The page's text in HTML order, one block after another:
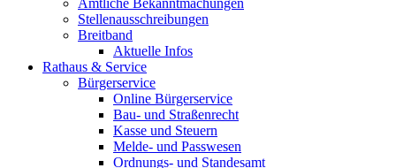
Amtliche Bekanntmachungen
Stellenausschreibungen
Breitband
Aktuelle Infos
Rathaus & Service
Bürgerservice
Online Bürgerservice
Bau- und Straßenrecht
Kasse und Steuern
Melde- und Passwesen
Ordnungs- und Standesamt